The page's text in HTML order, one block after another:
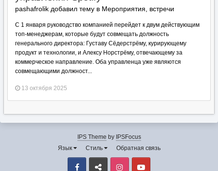
pashafrolik добавил тему в Мероприятия, встречи
С 1 января руководство компанией перейдет к двум действующим
топ-менеджерам, которые будут совмещать должность
генерального директора: Густаву Сёдерстрёму, курирующему
продукт и технологии, и Алексу Норстрёму, отвечающему за
коммерческое направление. Оба управленца уже являются
совмещающими должност...
13 октября 2025
IPS Theme by IPSFocus
Язык
Стиль Обратная связь
Facebook VK Instagram